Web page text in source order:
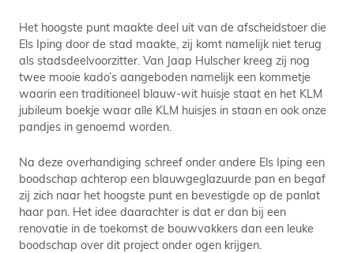
Het hoogste punt maakte deel uit van de afscheidstoer die
Els Iping door de stad maakte, zij komt namelijk niet terug
als stadsdeelvoorzitter. Van Jaap Hulscher kreeg zij nog
twee mooie kado’s aangeboden namelijk een kommetje
waarin een traditioneel blauw-wit huisje staat en het KLM
jubileum boekje waar alle KLM huisjes in staan en ook onze
pandjes in genoemd worden.
Na deze overhandiging schreef onder andere Els Iping een
boodschap achterop een blauwgeglazuurde pan en begaf
zij zich naar het hoogste punt en bevestigde op de panlat
haar pan. Het idee daarachter is dat er dan bij een
renovatie in de toekomst de bouwvakkers dan een leuke
boodschap over dit project onder ogen krijgen.